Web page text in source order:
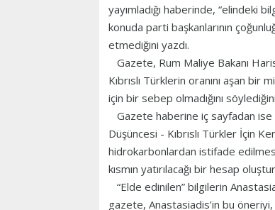
yayımladığı haberinde, “elindeki
konuda parti başkanlarının
etmediğini yazdı.
Gazete, Rum Maliye Bakanı
Kıbrıslı Türklerin oranını aşan bir
için bir sebep olmadığını
Gazete haberine iç sayfadan ise
Düşüncesi - Kıbrıslı Türkler İçin
hidrokarbonlardan istifade
kısmın yatırılacağı bir hesap
“Elde edinilen” bilgilerin
gazete, Anastasiadis’in bu